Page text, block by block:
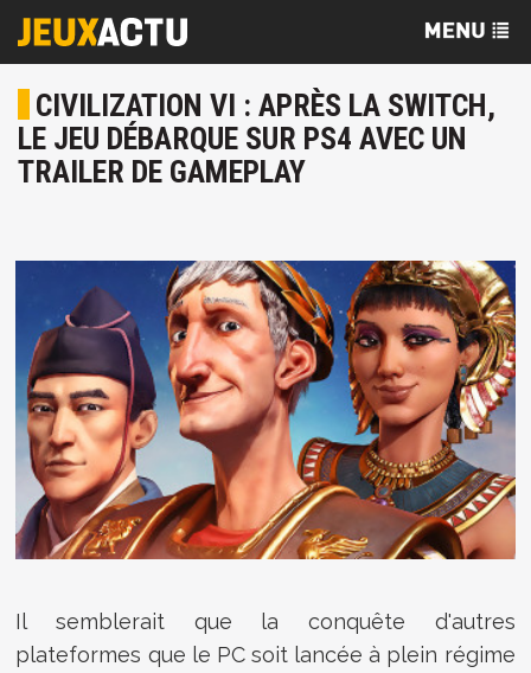
CIVILIZATION VI : APRÈS LA SWITCH,
LE JEU DÉBARQUE SUR PS4 AVEC UN
TRAILER DE GAMEPLAY
Il semblerait que la conquête d'autres
plateformes que le PC soit lancée à plein régime